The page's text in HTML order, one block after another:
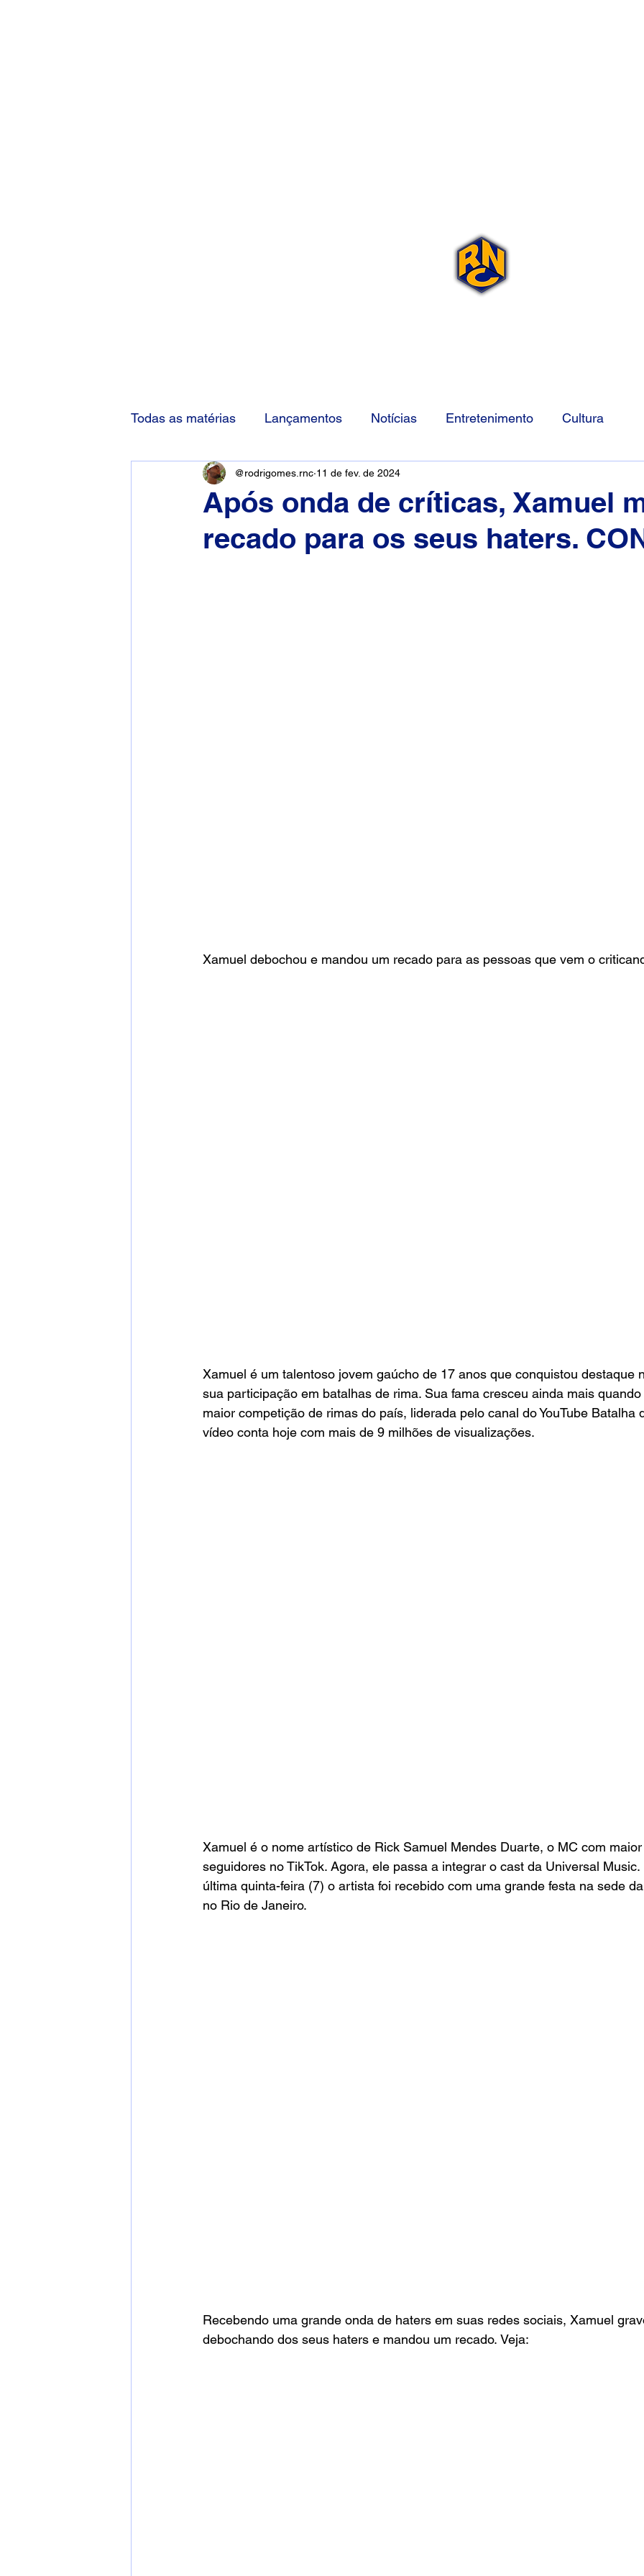
Todas as matérias Lançamentos Notícias Entretenimento Cultura
Após onda de críticas, Xamuel
recado para os seus haters.
@rodrigomes.rnc 11 de fev. de 2024
Xamuel debochou e mandou um recado para as pessoas que vem o
Xamuel é um talentoso jovem gaúcho de 17 anos que conquistou destaque
sua participação em batalhas de rima. Sua fama cresceu ainda mais
maior competição de rimas do país, liderada pelo canal do YouTube Batalha
vídeo conta hoje com mais de 9 milhões de visualizações.
Xamuel é o nome artístico de Rick Samuel Mendes Duarte, o MC com
seguidores no TikTok. Agora, ele passa a integrar o cast da Universal
última quinta-feira (7) o artista foi recebido com uma grande festa na sede
no Rio de Janeiro.
Recebendo uma grande onda de haters em suas redes sociais, Xamuel
debochando dos seus haters e mandou um recado. Veja: